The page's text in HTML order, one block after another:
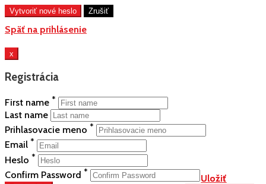
Uložiť
Uložiť
Späť na prihlásenie
x
Registrácia
First name *
Last name
Prihlasovacie meno *
Email *
Heslo *
Confirm Password *